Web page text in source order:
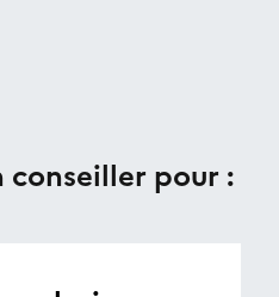
conseiller pour :